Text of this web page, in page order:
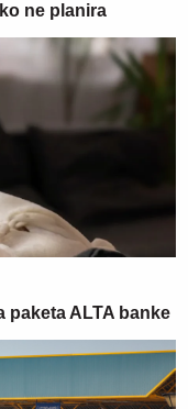
ne planira
paketa ALTA banke